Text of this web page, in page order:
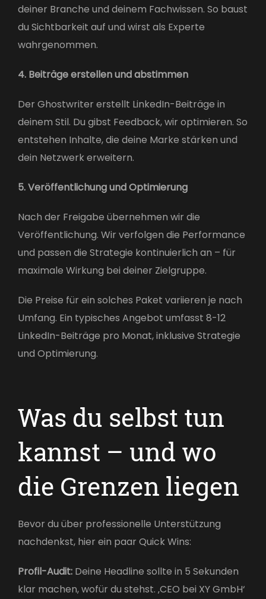
deiner Branche und deinem Fachwissen. So baust
du Sichtbarkeit auf und wirst als Experte
wahrgenommen.
4. Beiträge erstellen und abstimmen
Der Ghostwriter erstellt LinkedIn-Beiträge in
deinem Stil. Du gibst Feedback, wir optimieren. So
entstehen Inhalte, die deine Marke stärken und
dein Netzwerk erweitern.
5. Veröffentlichung und Optimierung
Nach der Freigabe übernehmen wir die
Veröffentlichung. Wir verfolgen die Performance
und passen die Strategie kontinuierlich an – für
maximale Wirkung bei deiner Zielgruppe.
Die Preise für ein solches Paket variieren je nach
Umfang. Ein typisches Angebot umfasst 8-12
LinkedIn-Beiträge pro Monat, inklusive Strategie
und Optimierung.
Was du selbst tun
kannst – und wo
die Grenzen liegen
Bevor du über professionelle Unterstützung
nachdenkst, hier ein paar Quick Wins:
Profil-Audit: Deine Headline sollte in 5 Sekunden
klar machen, wofür du stehst. ‚CEO bei XY GmbH‘